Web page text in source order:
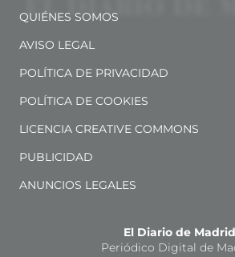
QUIÉNES SOMOS
AVISO LEGAL
POLÍTICA DE PRIVACIDAD
POLÍTICA DE COOKIES
LICENCIA CREATIVE COMMONS
PUBLICIDAD
ANUNCIOS LEGALES
El Diario de Madrid
Periódico Digital de